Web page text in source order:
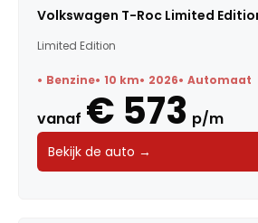
Volkswagen T-Roc Limited
Limited Edition
Benzine 10 km 2026 Automaat
vanaf € 573 p/m
Bekijk de auto →